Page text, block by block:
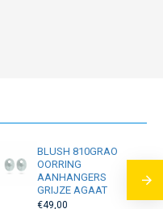
BLUSH 810GRAO
OORRING
AANHANGERS
GRIJZE AGAAT
€49,00